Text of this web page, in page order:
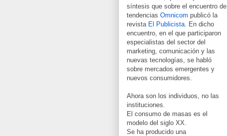
síntesis que sobre el encuentro de
tendencias Omnicom publicó la
revista El Publicista . En dicho
encuentro, en el que participaron
especialistas del sector del
marketing, comunicación y las
nuevas tecnologías, se habló
sobre mercados emergentes y
nuevos consumidores.
Ahora son los individuos, no las
instituciones.
El consumo de masas es el
modelo del siglo XX.
Se ha producido una